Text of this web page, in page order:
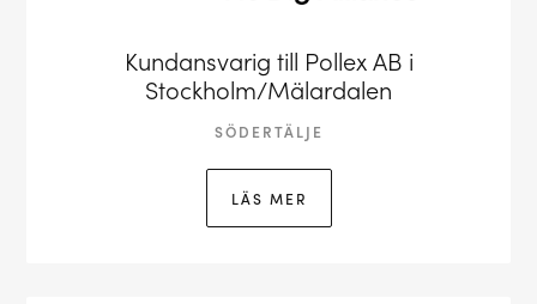
Kundansvarig till Pollex AB i
Stockholm/Mälardalen
SÖDERTÄLJE
LÄS MER